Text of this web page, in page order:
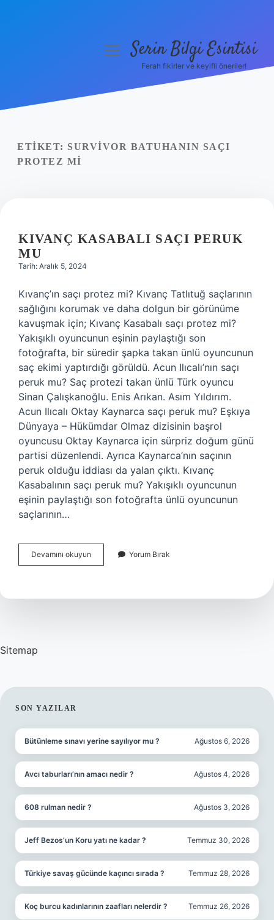
Yasal Uyarı
menüyüSerin Bilgi Esintisi
Ferah fikirler ve keyifli öneriler!
ETIKET: SURVIVOR BATUHANIN SAÇI
PROTEZ MI
KIVANÇ KASABALI SAÇI PERUK
MU
Tarih: Aralık 5, 2024
Kıvanç’ın saçı protez mi? Kıvanç Tatlıtuğ saçlarının
sağlığını korumak ve daha dolgun bir görünüme
kavuşmak için; Kıvanç Kasabalı saçı protez mi?
Yakışıklı oyuncunun eşinin paylaştığı son
fotoğrafta, bir süredir şapka takan ünlü oyuncunun
saç ekimi yaptırdığı görüldü. Acun Ilıcalı’nın saçı
peruk mu? Saç protezi takan ünlü Türk oyuncu
Sinan Çalışkanoğlu. Enis Arıkan. Asım Yıldırım.
Acun Ilıcalı Oktay Kaynarca saçı peruk mu? Eşkıya
Dünyaya – Hükümdar Olmaz dizisinin başrol
oyuncusu Oktay Kaynarca için sürpriz doğum günü
partisi düzenlendi. Ayrıca Kaynarca’nın saçının
peruk olduğu iddiası da yalan çıktı. Kıvanç
Kasabalının saçı peruk mu? Yakışıklı oyuncunun
eşinin paylaştığı son fotoğrafta ünlü oyuncunun
saçlarının…
Devamını okuyun
Kasabalı
Mu
Yorum Bırak
Sitemap
SIDEBAR
SON YAZILAR
Bütünleme sınavı yerine sayılıyor mu ? Ağustos 6, 2026
Avcı taburları’nın amacı nedir ? Ağustos 4, 2026
608 rulman nedir ? Ağustos 3, 2026
Jeff Bezos’un Koru yatı ne kadar ? Temmuz 30, 2026
Türkiye savaş gücünde kaçıncı sırada ? Temmuz 28, 2026
Koç burcu kadınlarının zaafları nelerdir ? Temmuz 26, 2026